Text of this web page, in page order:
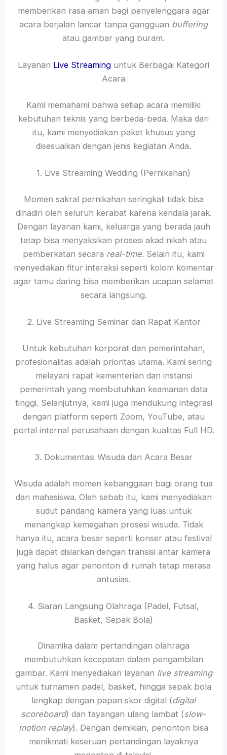
memberikan rasa aman bagi penyelenggara agar
acara berjalan lancar tanpa gangguan buffering
atau gambar yang buram.
Layanan Live Streaming untuk Berbagai Kategori
Acara
Kami memahami bahwa setiap acara memiliki
kebutuhan teknis yang berbeda-beda. Maka dari
itu, kami menyediakan paket khusus yang
disesuaikan dengan jenis kegiatan Anda.
1. Live Streaming Wedding (Pernikahan)
Momen sakral pernikahan seringkali tidak bisa
dihadiri oleh seluruh kerabat karena kendala jarak.
Dengan layanan kami, keluarga yang berada jauh
tetap bisa menyaksikan prosesi akad nikah atau
pemberkatan secara real-time. Selain itu, kami
menyediakan fitur interaksi seperti kolom komentar
agar tamu daring bisa memberikan ucapan selamat
secara langsung.
2. Live Streaming Seminar dan Rapat Kantor
Untuk kebutuhan korporat dan pemerintahan,
profesionalitas adalah prioritas utama. Kami sering
melayani rapat kementerian dan instansi
pemerintah yang membutuhkan keamanan data
tinggi. Selanjutnya, kami juga mendukung integrasi
dengan platform seperti Zoom, YouTube, atau
portal internal perusahaan dengan kualitas Full HD.
3. Dokumentasi Wisuda dan Acara Besar
Wisuda adalah momen kebanggaan bagi orang tua
dan mahasiswa. Oleh sebab itu, kami menyediakan
sudut pandang kamera yang luas untuk
menangkap kemegahan prosesi wisuda. Tidak
hanya itu, acara besar seperti konser atau festival
juga dapat disiarkan dengan transisi antar kamera
yang halus agar penonton di rumah tetap merasa
antusias.
4. Siaran Langsung Olahraga (Padel, Futsal,
Basket, Sepak Bola)
Dinamika dalam pertandingan olahraga
membutuhkan kecepatan dalam pengambilan
gambar. Kami menyediakan layanan live streaming
untuk turnamen padel, basket, hingga sepak bola
lengkap dengan papan skor digital (digital
scoreboard) dan tayangan ulang lambat (slow-
motion replay). Dengan demikian, penonton bisa
menikmati keseruan pertandingan layaknya